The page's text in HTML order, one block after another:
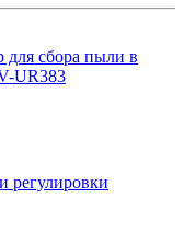
для сбора пыли в
UR383
регулировки